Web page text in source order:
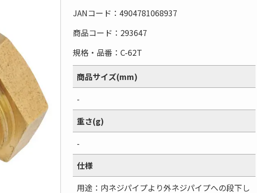
JANコード：4904781068937
商品コード： 293647
規格・品番：C-62T
商品サイズ(mm)
-
重さ(g)
-
仕様
用途：内ネジパイプより外ネジパイプへの段下し